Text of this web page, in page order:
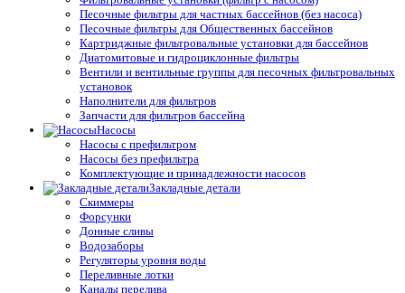
Песочные фильтры для частных бассейнов (без насоса)
Песочные фильтры для Общественных бассейнов
Картриджные фильтровальные установки для бассейнов
Диатомитовые и гидроциклонные фильтры
Вентили и вентильные группы для песочных фильтровальных
установок
Наполнители для фильтров
Запчасти для фильтров бассейна
Насосы
Насосы с префильтром
Насосы без префильтра
Комплектующие и принадлежности насосов
Закладные детали
Скиммеры
Форсунки
Донные сливы
Водозаборы
Регуляторы уровня воды
Переливные лотки
Каналы перелива